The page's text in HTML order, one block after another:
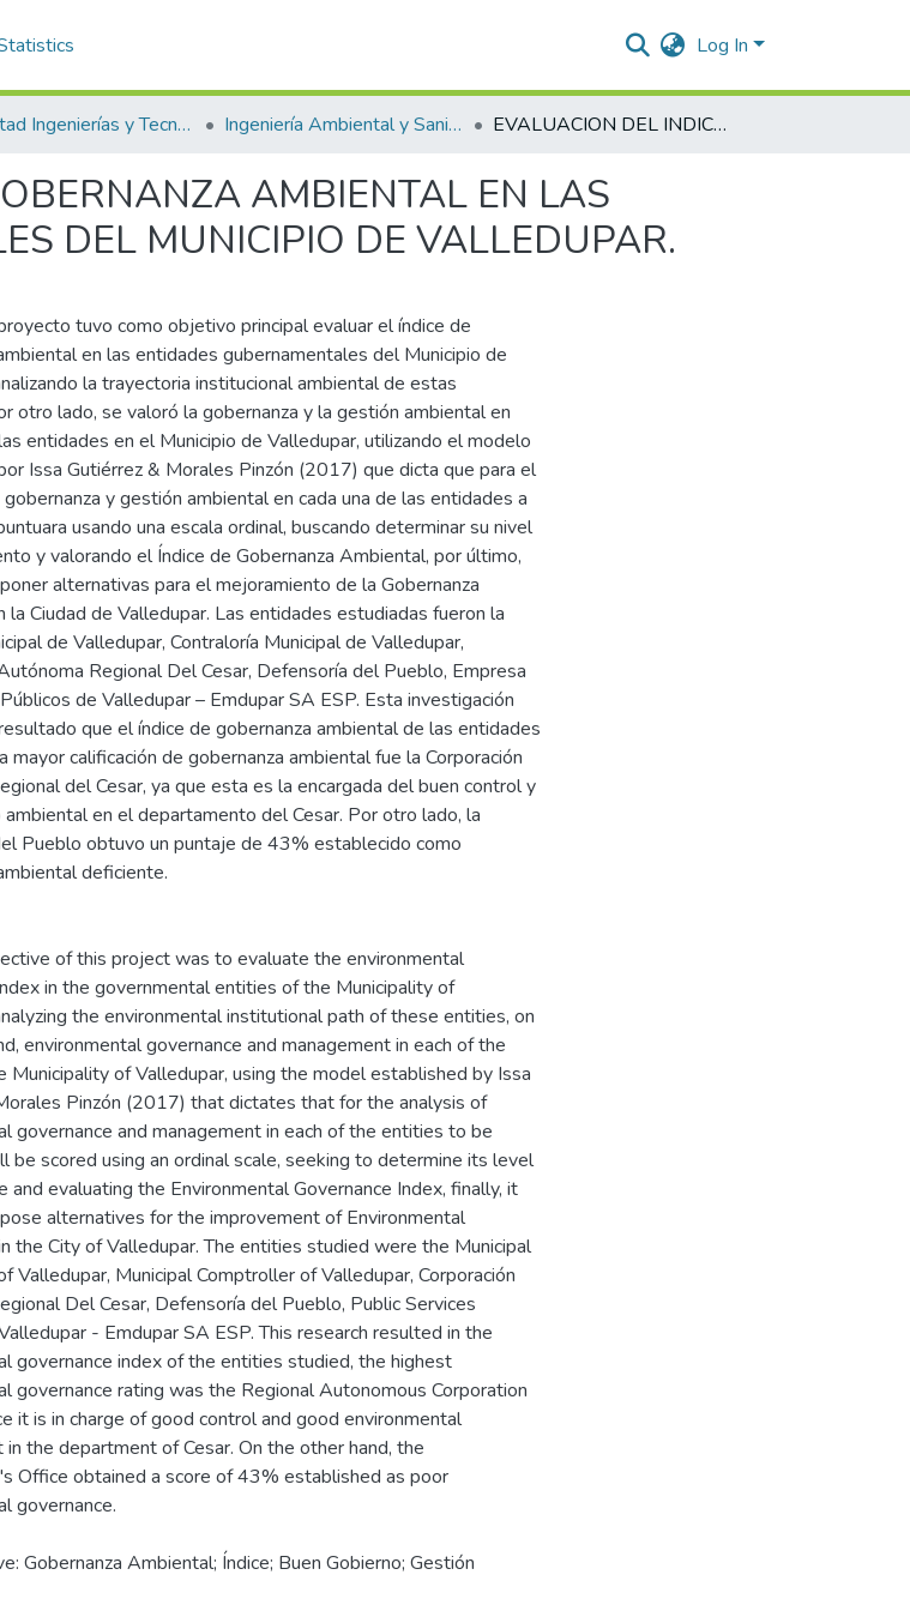
Log In
Facultad Ingenierías y Tecnologías Ingeniería Ambiental y Sanitaria. EVALUACION DEL INDICE DE GOBERNANZA AMBIENTAL EN LAS ENTIDADES GUBERNAMENTALES DEL MUNICIPIO DE VALLEDUPAR.
AMBIENTAL EN LAS
DEL MUNICIPIO DE VALLEDUPAR.
tuvo como objetivo principal evaluar el índice de
en las entidades gubernamentales del Municipio de
la trayectoria institucional ambiental de estas
otro lado, se valoró la gobernanza y la gestión ambiental en
entidades en el Municipio de Valledupar, utilizando el modelo
Issa Gutiérrez & Morales Pinzón (2017) que dicta que para el
y gestión ambiental en cada una de las entidades a
usando una escala ordinal, buscando determinar su nivel
y valorando el Índice de Gobernanza Ambiental, por último,
alternativas para el mejoramiento de la Gobernanza
la Ciudad de Valledupar. Las entidades estudiadas fueron la
de Valledupar, Contraloría Municipal de Valledupar,
Regional Del Cesar, Defensoría del Pueblo, Empresa
de Valledupar – Emdupar SA ESP. Esta investigación
que el índice de gobernanza ambiental de las entidades
mayor calificación de gobernanza ambiental fue la Corporación
del Cesar, ya que esta es la encargada del buen control y
ambiental en el departamento del Cesar. Por otro lado, la
Pueblo obtuvo un puntaje de 43% establecido como
deficiente.
of this project was to evaluate the environmental
in the governmental entities of the Municipality of
the environmental institutional path of these entities, on
environmental governance and management in each of the
Municipality of Valledupar, using the model established by Issa
Pinzón (2017) that dictates that for the analysis of
governance and management in each of the entities to be
be scored using an ordinal scale, seeking to determine its level
and evaluating the Environmental Governance Index, finally, it
alternatives for the improvement of Environmental
the City of Valledupar. The entities studied were the Municipal
Valledupar, Municipal Comptroller of Valledupar, Corporación
Del Cesar, Defensoría del Pueblo, Public Services
- Emdupar SA ESP. This research resulted in the
governance index of the entities studied, the highest
governance rating was the Regional Autonomous Corporation
it is in charge of good control and good environmental
in the department of Cesar. On the other hand, the
Office obtained a score of 43% established as poor
governance.
Gobernanza Ambiental; Índice; Buen Gobierno; Gestión